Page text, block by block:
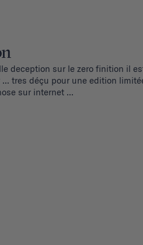
deception sur le zero finition il
tres déçu pour une edition
sur internet ...